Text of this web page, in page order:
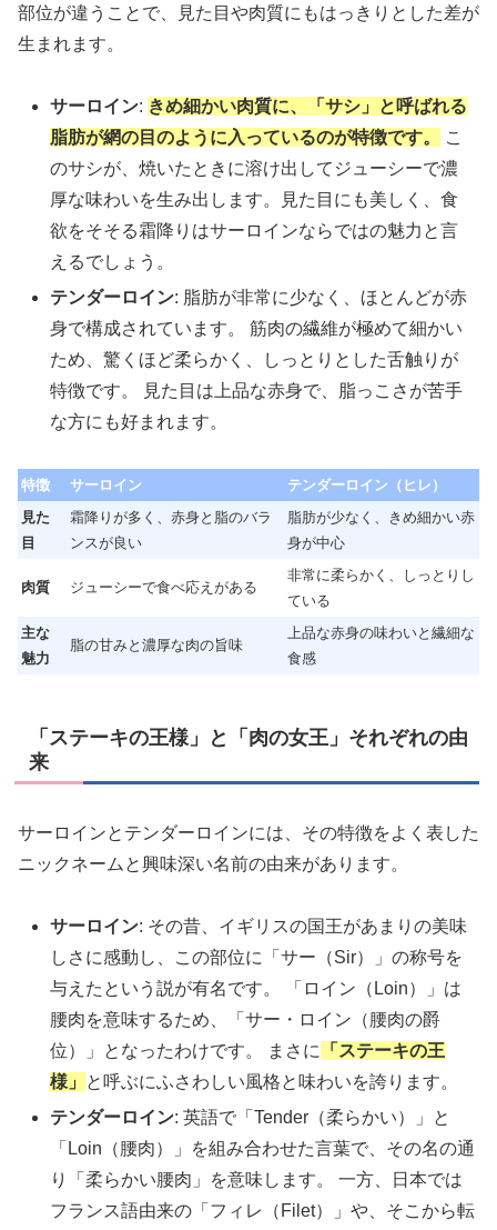
部位が違うことで、見た目や肉質にもはっきりとした差が
生まれます。
サーロイン: きめ細かい肉質に、「サシ」と呼ばれる
脂肪が網の目のように入っているのが特徴です。
こ
のサシが、焼いたときに溶け出してジューシーで濃
厚な味わいを生み出します。見た目にも美しく、食
欲をそそる霜降りはサーロインならではの魅力と言
えるでしょう。
テンダーロイン: 脂肪が非常に少なく、ほとんどが赤
身で構成されています。 筋肉の繊維が極めて細かい
ため、驚くほど柔らかく、しっとりとした舌触りが
特徴です。 見た目は上品な赤身で、脂っこさが苦手
な方にも好まれます。
特徴 サーロイン
テンダーロイン（ヒレ）
見た
目
霜降りが多く、赤身と脂のバラ
ンスが良い
脂肪が少なく、きめ細かい赤
身が中心
肉質 ジューシーで食べ応えがある
非常に柔らかく、しっとりし
ている
主な
魅力
脂の甘みと濃厚な肉の旨味
上品な赤身の味わいと繊細な
食感
「ステーキの王様」と「肉の女王」それぞれの由
来
サーロインとテンダーロインには、その特徴をよく表した
ニックネームと興味深い名前の由来があります。
サーロイン: その昔、イギリスの国王があまりの美味
しさに感動し、この部位に「サー（Sir）」の称号を
与えたという説が有名です。 「ロイン（Loin）」は
腰肉を意味するため、「サー・ロイン（腰肉の爵
位）」となったわけです。 まさに
「ステーキの王
様」
と呼ぶにふさわしい風格と味わいを誇ります。
テンダーロイン: 英語で「Tender（柔らかい）」と
「Loin（腰肉）」を組み合わせた言葉で、その名の通
り「柔らかい腰肉」を意味します。 一方、日本では
フランス語由来の「フィレ（Filet）」や、そこから転